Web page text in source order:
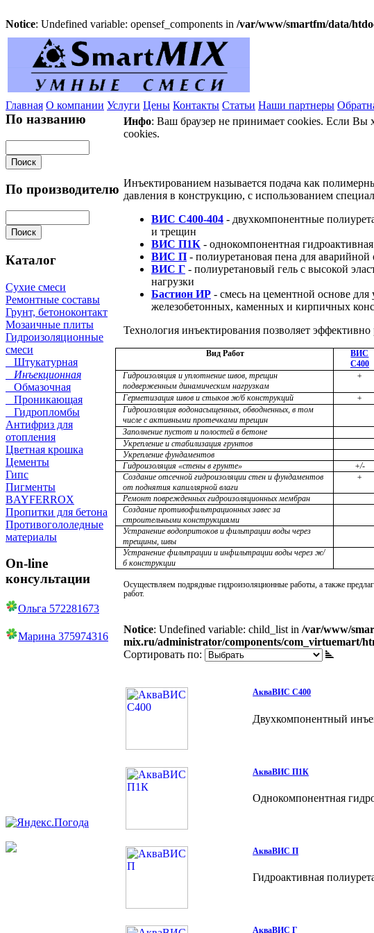
Notice: Undefined variable: opensef_components in /var/www/smartfm/data/
Главная О компании Услуги Цены Контакты Статьи Наши партнеры
По названию
По производителю
Каталог
Сухие смеси
Ремонтные составы
Грунт, бетоноконтакт
Мозаичные плиты
Гидроизоляционные
смеси
Штукатурная
Инъекционная
Обмазочная
Проникающая
Гидропломбы
Антифриз для
отопления
Цветная крошка
Цементы
Гипс
Пигменты
BAYFERROX
Пропитки для бетона
Противогололедные
материалы
On-line
консультации
Ольга 572281673
Марина 375974316
Инфо: Ваш браузер не принимает cookies. Если Вы
cookies.
Инъектированием называется подача как
давления в конструкцию, с использованием
ВИС С400-404 - двухкомпонентные
и трещин
ВИС П1К - однокомпонентная
ВИС П - полиуретановая пена для
ВИС Г - полиуретановый гель с высокой
нагрузки
Бастион ИР - смесь на цементной основе
железобетонных, каменных и кирпичных
Технология инъектирования позволяет
Вид Работ
ВИС
С400
Гидроизоляция и уплотнение швов, трещин
подверженным динамическим нагрузкам
+
Герметизация швов и стыков ж/б конструкций
+
Гидроизоляция водонасыщенных, обводненных, в том
числе с активными протечками трещин
Заполнение пустот и полостей в бетоне
Укрепление и стабилизация грунтов
Укрепление фундаментов
Гидроизоляция «стены в грунте»
+/-
Создание отсечной гидроизоляции стен и фундаментов
от поднятия капиллярной влаги
+
Ремонт поврежденных гидроизоляционных мембран
Создание противофильтрационных завес за
строительными конструкциями
Устранение водопритоков и фильтрации воды через
трещины, швы
Устранение фильтрации и инфильтрации воды через ж/
б конструкции
Осуществляем подрядные гидроизоляционные работы, а также
работ.
Notice: Undefined variable: child_list in /var/www/
mix.ru/administrator/components/com_virtuemart/
Сортировать по:
АкваВИС С400
Двухкомпонентный
АкваВИС П1К
Однокомпонентная
АкваВИС П
Гидроактивная
АкваВИС Г